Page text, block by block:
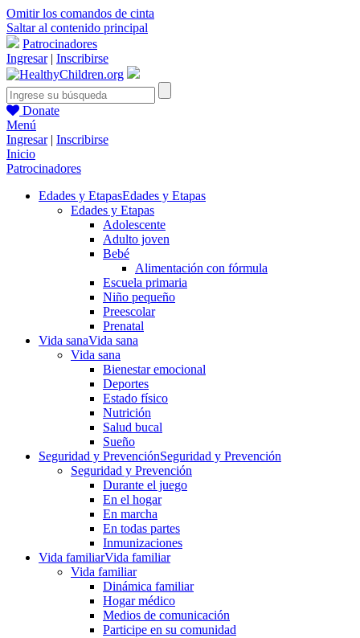
Omitir los comandos de cinta
Saltar al contenido principal
Patrocinadores
Ingresar| Inscribirse
Donate
Menú
Ingresar| Inscribirse
Inicio
Patrocinadores
Edades y EtapasEdades y Etapas
Edades y Etapas
Adolescente
Adulto joven
Bebé
Alimentación con fórmula
Escuela primaria
Niño pequeño
Preescolar
Prenatal
Vida sanaVida sana
Vida sana
Bienestar emocional
Deportes
Estado físico
Nutrición
Salud bucal
Sueño
Seguridad y PrevenciónSeguridad y Prevención
Seguridad y Prevención
Durante el juego
En el hogar
En marcha
En todas partes
Inmunizaciones
Vida familiarVida familiar
Vida familiar
Dinámica familiar
Hogar médico
Medios de comunicación
Participe en su comunidad